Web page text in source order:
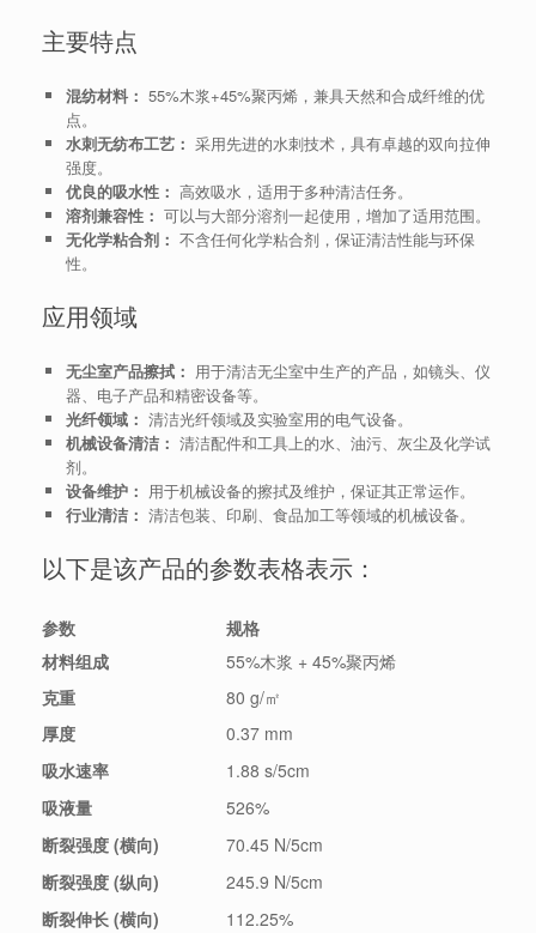
主要特点
混纺材料： 55%木浆+45%聚丙烯，兼具天然和合成纤维的优
点。
水刺无纺布工艺： 采用先进的水刺技术，具有卓越的双向拉伸
强度。
优良的吸水性： 高效吸水，适用于多种清洁任务。
溶剂兼容性： 可以与大部分溶剂一起使用，增加了适用范围。
无化学粘合剂： 不含任何化学粘合剂，保证清洁性能与环保
性。
应用领域
无尘室产品擦拭： 用于清洁无尘室中生产的产品，如镜头、仪
器、电子产品和精密设备等。
光纤领域： 清洁光纤领域及实验室用的电气设备。
机械设备清洁： 清洁配件和工具上的水、油污、灰尘及化学试
剂。
设备维护： 用于机械设备的擦拭及维护，保证其正常运作。
行业清洁： 清洁包装、印刷、食品加工等领域的机械设备。
以下是该产品的参数表格表示：
参数
规格
材料组成
55%木浆 + 45%聚丙烯
克重
80 g/㎡
厚度
0.37 mm
吸水速率
1.88 s/5cm
吸液量
526%
断裂强度 (横向)
70.45 N/5cm
断裂强度 (纵向)
245.9 N/5cm
断裂伸长 (横向)
112.25%